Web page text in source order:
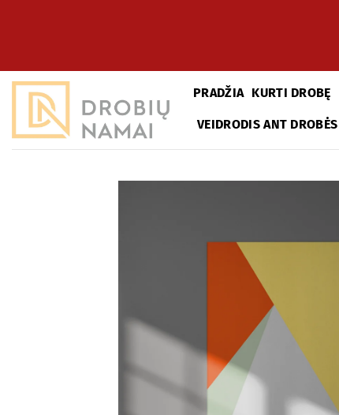
PRADŽIA KURTI DROBĘ
VEIDRODIS ANT DROBĖS